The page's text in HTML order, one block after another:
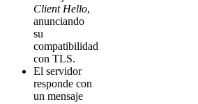
Client Hello,
anunciando
su
compatibilidad
con TLS.
El servidor
responde con
un mensaje